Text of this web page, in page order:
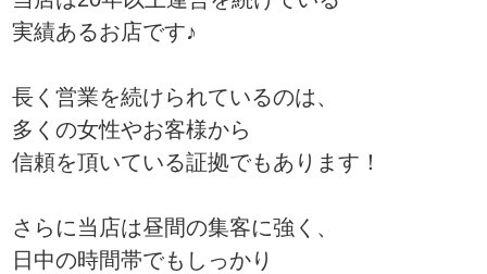
実績あるお店です♪
長く営業を続けられているのは、
多くの女性やお客様から
信頼を頂いている証拠でもあります！
さらに当店は昼間の集客に強く、
日中の時間帯でもしっかり